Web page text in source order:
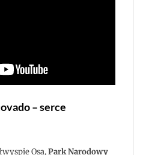
– serce
Osa,Park Narodowy